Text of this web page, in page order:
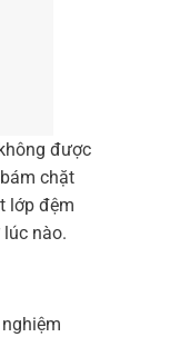
được
chặt
lớp đệm
nào.